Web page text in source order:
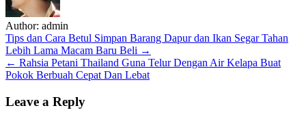
Author: admin
Post
navigation
Tips dan Cara Betul Simpan Barang Dapur dan Ikan Segar Tahan
Lebih Lama Macam Baru Beli →
← Rahsia Petani Thailand Guna Telur Dengan Air Kelapa Buat
Pokok Berbuah Cepat Dan Lebat
Leave a Reply